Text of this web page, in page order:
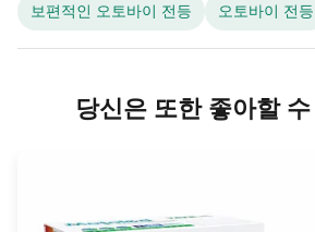
보편적인 오토바이 전등 오토바이 전등
당신은 또한 좋아할